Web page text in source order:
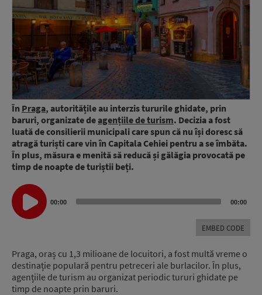
În Praga, autoritățile au interzis tururile ghidate, prin
baruri, organizate deagențiile de turism. Decizia a fost
luată de consilierii municipali care spun că nu își doresc să
atragă turiști care vin în Capitala Cehiei pentru a se îmbăta.
În plus, măsura e menită să reducă și gălăgia provocată pe
timp de noapte de turiștii beți.
Audio
Player
00:00 00:00
EMBED CODE
Praga, oraș cu 1,3 milioane de locuitori, a fost multă vreme o
destinație populară pentru petreceri ale burlacilor. În plus,
agențiile de turism au organizat periodic tururi ghidate pe
timp de noapte prin baruri.